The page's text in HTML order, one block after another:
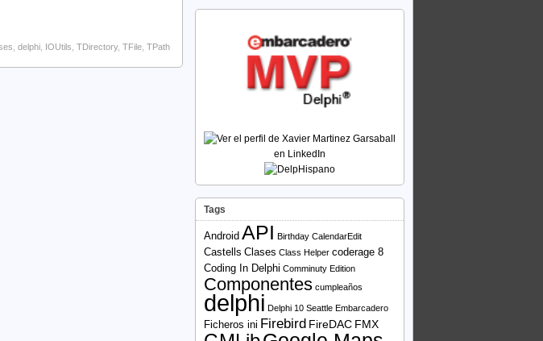
delphi IOUtils TDirectory, TFile TPath
Tags
Android API Birthday CalendarEdit
Castells Clases Class Helper coderage 8
Coding In Delphi Comminuty Edition
Componentes cumpleaños
delphi Delphi 10 Seattle Embarcadero
Ficheros ini Firebird FireDAC FMX